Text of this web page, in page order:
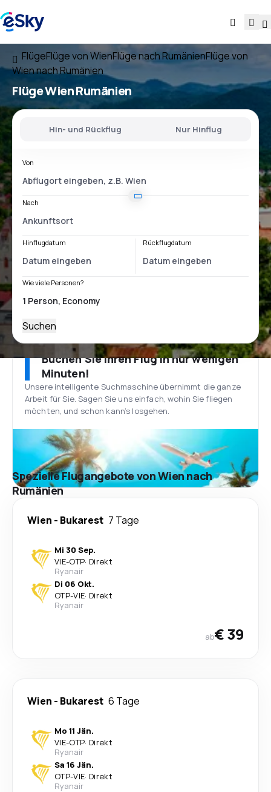
FlügeFlüge von WienFlüge nach RumänienFlüge von
Wien nach Rumänien
FlügeWien Rumänien
Hin- und Rückflug Nur Hinflug
Von
Nach
Hinflugdatum Rückflugdatum
Wie viele Personen?
Suchen
Buchen Sie Ihren Flug in nur wenigen
Minuten!
Unsere intelligente Suchmaschine übernimmt die ganze
Arbeit für Sie. Sagen Sie uns einfach, wohin Sie fliegen
möchten, und schon kann’s losgehen.
Spezielle Flugangebote von Wien nach
Rumänien
Wien - Bukarest 7 Tage
Mi 30 Sep.
VIE-OTP· Direkt
Ryanair
Di 06 Okt.
OTP-VIE· Direkt
Ryanair
ab€ 39
Wien - Bukarest 6 Tage
Mo 11 Jän.
VIE-OTP· Direkt
Ryanair
Sa 16 Jän.
OTP-VIE· Direkt
Ryanair